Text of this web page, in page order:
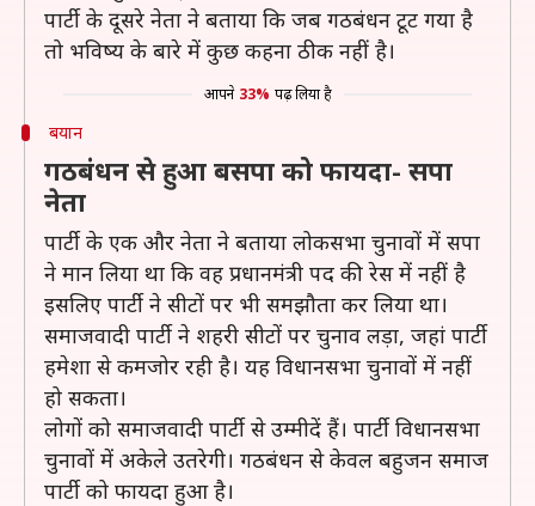
पार्टी के दूसरे नेता ने बताया कि जब गठबंधन टूट गया है
तो भविष्य के बारे में कुछ कहना ठीक नहीं है।
आपने 33% पढ़ लिया है
बयान
गठबंधन से हुआ बसपा को फायदा- सपा
नेता
पार्टी के एक और नेता ने बताया लोकसभा चुनावों में सपा
ने मान लिया था कि वह प्रधानमंत्री पद की रेस में नहीं है
इसलिए पार्टी ने सीटों पर भी समझौता कर लिया था।
समाजवादी पार्टी ने शहरी सीटों पर चुनाव लड़ा, जहां पार्टी
हमेशा से कमजोर रही है। यह विधानसभा चुनावों में नहीं
हो सकता।
लोगों को समाजवादी पार्टी से उम्मीदें हैं। पार्टी विधानसभा
चुनावों में अकेले उतरेगी। गठबंधन से केवल बहुजन समाज
पार्टी को फायदा हुआ है।